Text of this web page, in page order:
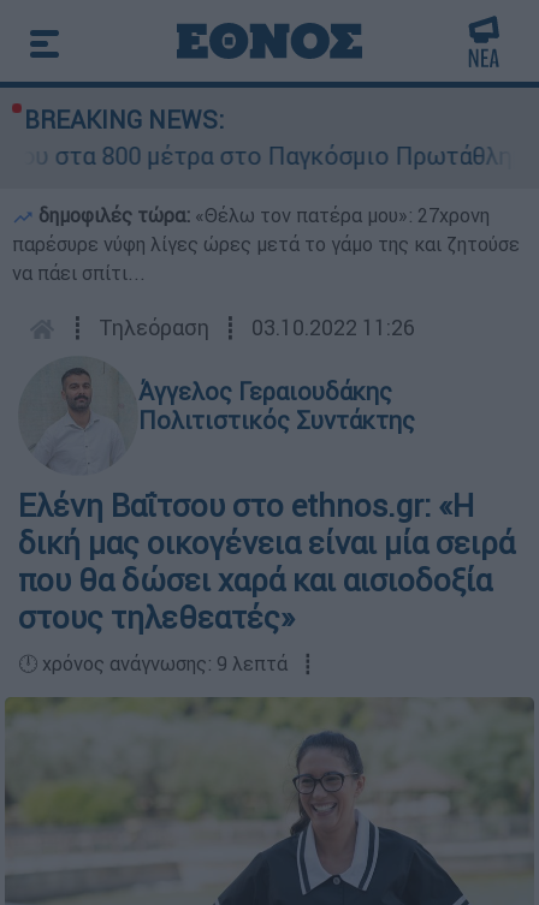
BREAKING NEWS:
μέτρα στο Παγκόσμιο Πρωτάθλημα Στίβου
δημοφιλές τώρα: «Θέλω τον πατέρα μου»: 27χρονη
παρέσυρε νύφη λίγες ώρες μετά το γάμο της και ζητούσε
να πάει σπίτι...
┋ Τηλεόραση ┋ 03.10.2022 11:26
Άγγελος Γεραιουδάκης
Πολιτιστικός Συντάκτης
Ελένη Βαΐτσου στο ethnos.gr: «Η
δική μας οικογένεια είναι μία σειρά
που θα δώσει χαρά και αισιοδοξία
στους τηλεθεατές»
🕛 χρόνος ανάγνωσης: 9 λεπτά ┋